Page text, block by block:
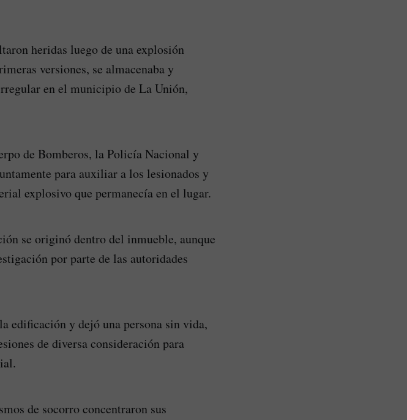
heridas luego de una explosión
versiones, se almacenaba y
en el municipio de La Unión,
de Bomberos, la Policía Nacional y
para auxiliar a los lesionados y
explosivo que permanecía en el lugar.
se originó dentro del inmueble, aunque
por parte de las autoridades
edificación y dejó una persona sin vida,
de diversa consideración para
de socorro concentraron sus